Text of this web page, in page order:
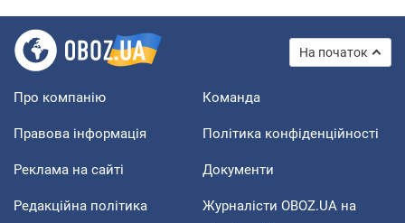
На початок
Про компанію Команда
Правова інформація Політика конфіденційності
Реклама на сайті Документи
Редакційна політика
Журналісти OBOZ.UA на